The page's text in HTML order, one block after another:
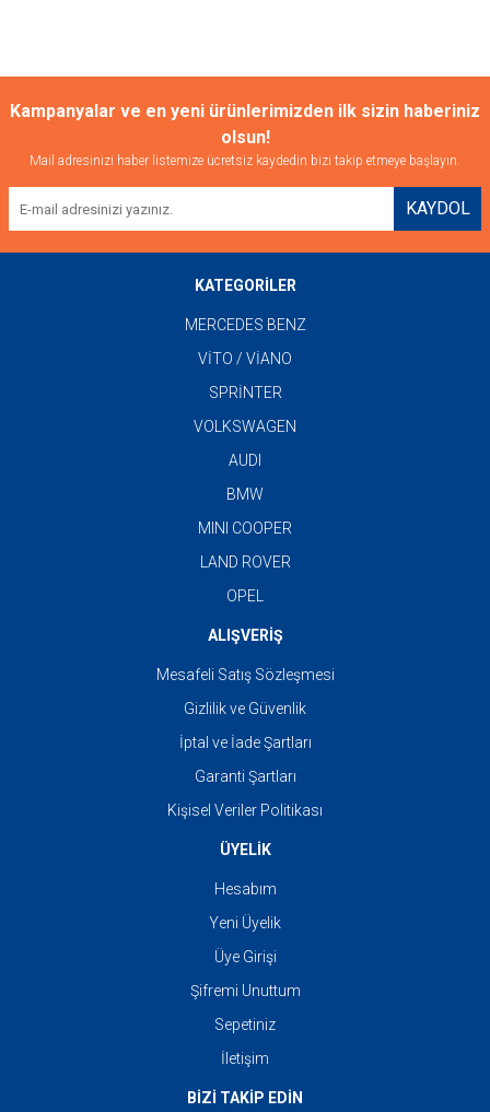
Kampanyalar ve en yeni ürünlerimizden ilk sizin haberiniz
olsun!
Mail adresinizi haber listemize ücretsiz kaydedin bizi takip etmeye başlayın.
KAYDOL
KATEGORİLER
MERCEDES BENZ
VİTO / VİANO
SPRİNTER
VOLKSWAGEN
AUDI
BMW
MINI COOPER
LAND ROVER
OPEL
ALIŞVERİŞ
Mesafeli Satış Sözleşmesi
Gizlilik ve Güvenlik
İptal ve İade Şartları
Garanti Şartları
Kişisel Veriler Politikası
ÜYELİK
Hesabım
Yeni Üyelik
Üye Girişi
Şifremi Unuttum
Sepetiniz
İletişim
BİZİ TAKİP EDİN